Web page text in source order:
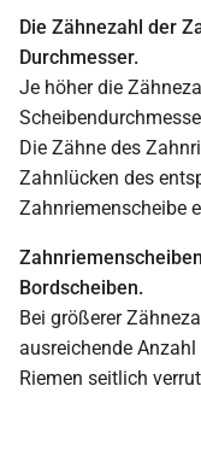
Die Zähnezahl der
Durchmesser.
Je höher die
Die Zähne des
Zahnlücken des
Zahnriemenscheibe
Bordscheiben.
Bei größerer
ausreichende
Riemen seitlich